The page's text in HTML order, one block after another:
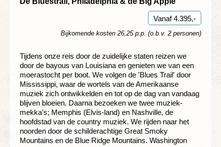
Vanaf 4.395,-
Bijkomende kosten 26,25 p.p. (o.b.v. 2 personen)
Tijdens onze reis door de zuidelijke staten reizen we
door de bayous van Louisiana en genieten we van een
moerastocht per boot. We volgen de 'Blues Trail' door
Mississippi, waar de wortels van de Amerikaanse
muziek zich ontwikkelden en tot op de dag van vandaag
blijven bloeien. Daarna bezoeken we twee muziek-
mekka’s; Memphis (Elvis-land) en Nashville, de
hoofdstad van de country muziek. We rijden naar het
noorden door de schilderachtige Great Smoky
Mountains en de Blue Ridge Mountains. Washington